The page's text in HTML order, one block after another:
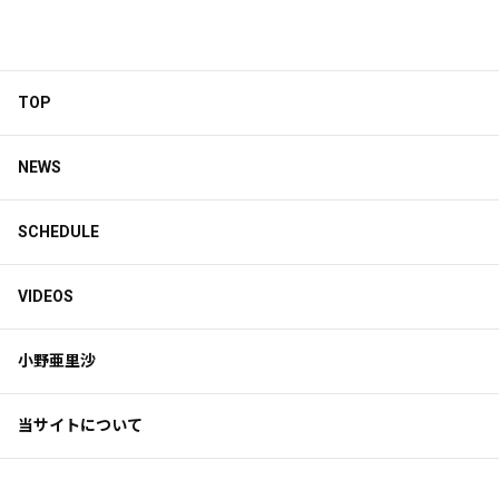
TOP
NEWS
SCHEDULE
VIDEOS
小野亜里沙
当サイトについて